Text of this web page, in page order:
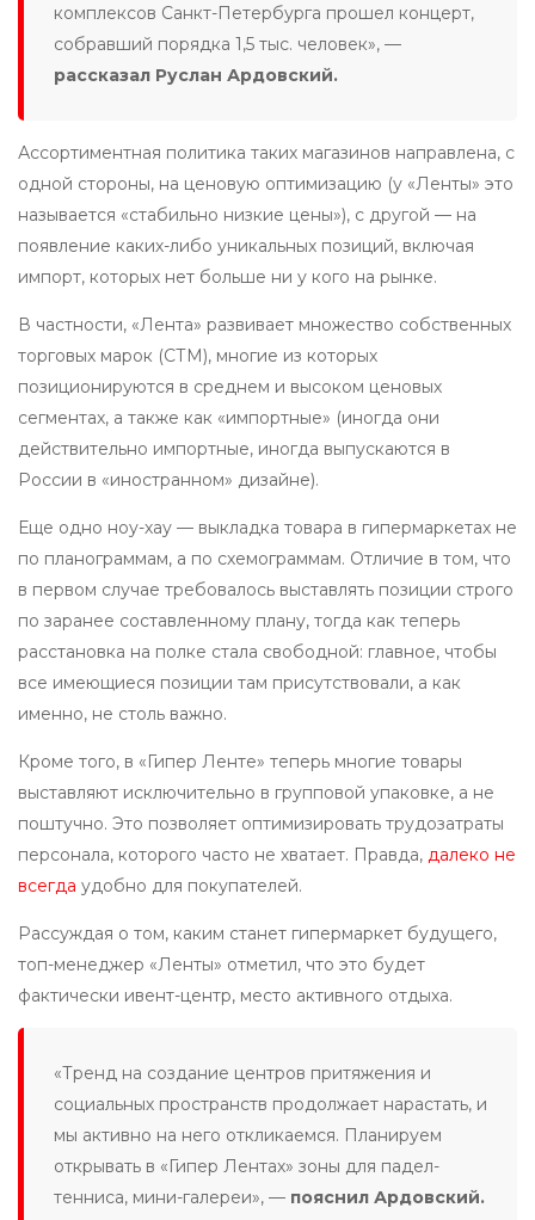
комплексов Санкт-Петербурга прошел концерт,
собравший порядка 1,5 тыс. человек», —
рассказал Руслан Ардовский.
Ассортиментная политика таких магазинов направлена, с
одной стороны, на ценовую оптимизацию (у «Ленты» это
называется «стабильно низкие цены»), с другой — на
появление каких-либо уникальных позиций, включая
импорт, которых нет больше ни у кого на рынке.
В частности, «Лента» развивает множество собственных
торговых марок (СТМ), многие из которых
позиционируются в среднем и высоком ценовых
сегментах, а также как «импортные» (иногда они
действительно импортные, иногда выпускаются в
России в «иностранном» дизайне).
Еще одно ноу-хау — выкладка товара в гипермаркетах не
по планограммам, а по схемограммам. Отличие в том, что
в первом случае требовалось выставлять позиции строго
по заранее составленному плану, тогда как теперь
расстановка на полке стала свободной: главное, чтобы
все имеющиеся позиции там присутствовали, а как
именно, не столь важно.
Кроме того, в «Гипер Ленте» теперь многие товары
выставляют исключительно в групповой упаковке, а не
поштучно. Это позволяет оптимизировать трудозатраты
персонала, которого часто не хватает. Правда, далеко не
всегда удобно для покупателей.
Рассуждая о том, каким станет гипермаркет будущего,
топ-менеджер «Ленты» отметил, что это будет
фактически ивент-центр, место активного отдыха.
«Тренд на создание центров притяжения и
социальных пространств продолжает нарастать, и
мы активно на него откликаемся. Планируем
открывать в «Гипер Лентах» зоны для падел-
тенниса, мини-галереи», — пояснил Ардовский.